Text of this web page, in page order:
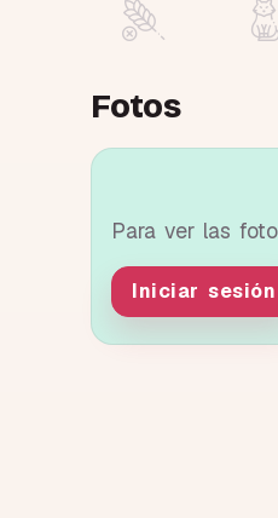
Fotos
Para ver las
Iniciar sesión